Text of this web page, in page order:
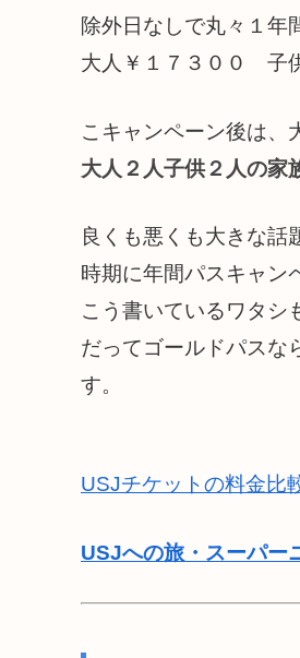
除外日なしで丸々１年
大人￥１７３００ 子
こキャンペーン後は、
大人２人子供２人の家
良くも悪くも大きな話
時期に年間パスキャン
こう書いているワタシ
だってゴールドパスな
す。
USJチケットの料金比
USJへの旅・スーパー